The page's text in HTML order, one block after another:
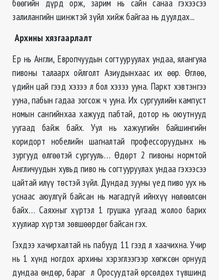
бөөгийн дүрд орж, зарим нь сайн санаа гэхээсээ
залилангийн шинжтэй зүйл хийж байгаа нь дуулдах...
Архины хязгаарлалт
Ер нь Англи, Европчуудын согтууруулах ундаа, ялангуяа
пивоны талаарх ойлголт Азиудынхаас их ѳѳр. Ѳглѳѳ,
үдийн цай гээд хэзээ л бол хэзээ ууна. Паркт хэвтэнгээ
ууна, пабын гадаа зогсож ч ууна. Их сургуулийн кампуст
номын сангийнхаа хажууд пабтай, дотор нь оюутнууд
уугаад байж байх. Уул нь хажуугийн байшингийн
коридорт нобелийн шагналтай профессоруудынх нь
зургууд ѳлгѳѳтэй сургууль… Ѳдѳрт 2 пивоны нормтой
Англичуудын хувьд пиво нь согтууруулах ундаа гэхээсээ
цайтай илүү тѳстэй зүйл. Дундад зууны үед пиво уух нь
уснаас аюулгүй байсан нь магадгүй ийнхүү нѳлѳѳлсѳн
байх… Саяхныг хүртэл 1 грушка уугаад жолоо барих
хуулиар хүртэл зѳвшѳѳрдѳг байсан гэх.
Гэхдээ хачирхалтай нь пабууд 11 гээд л хаачихна. Учир
нь 1 хүнд ногдох архины хэрэглээгээр хѳгжсѳн орнууд
дундаа ѳндѳр, бараг л Оросуудтай ѳрсѳлдѳх түвшинд